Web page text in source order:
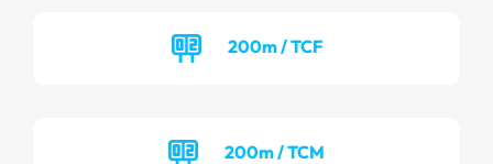
200m / TCF
200m / TCM